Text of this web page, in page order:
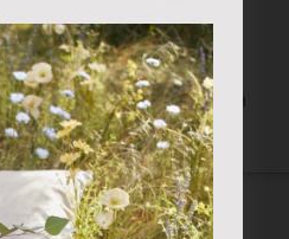
Aplique c/Soporte Madera
56.00€